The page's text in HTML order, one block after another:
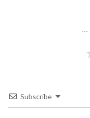
Subscribe